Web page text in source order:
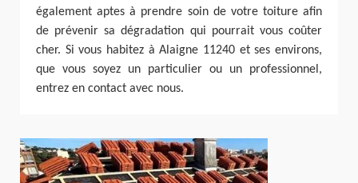
également aptes à prendre soin de votre toiture afin
de prévenir sa dégradation qui pourrait vous coûter
cher. Si vous habitez à Alaigne 11240 et ses environs,
que vous soyez un particulier ou un professionnel,
entrez en contact avec nous.